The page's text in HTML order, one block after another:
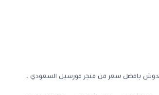
الخدوش بافضل سعر من متجر فورسيل السعودي .